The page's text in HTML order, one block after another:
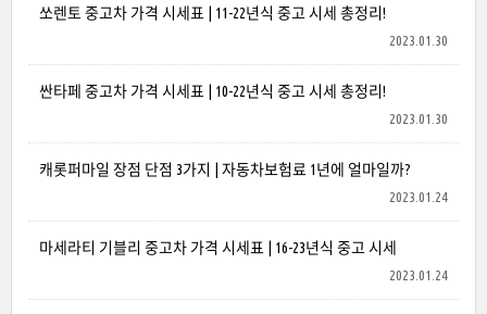
쏘렌토 중고차 가격 시세표 | 11-22년식 중고 시세 총정리!
2023.01.30
싼타페 중고차 가격 시세표 | 10-22년식 중고 시세 총정리!
2023.01.30
캐롯퍼마일 장점 단점 3가지 | 자동차보험료 1년에 얼마일까?
2023.01.24
마세라티 기블리 중고차 가격 시세표 | 16-23년식 중고 시세
2023.01.24